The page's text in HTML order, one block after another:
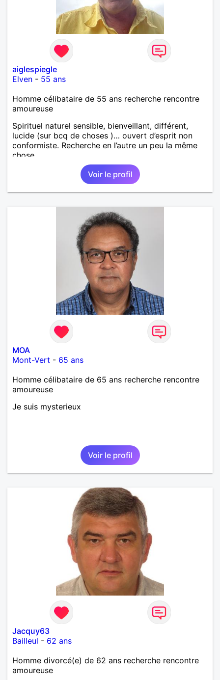
aiglespiegle
Elven - 55 ans
Homme célibataire de 55 ans recherche rencontre
amoureuse
Spirituel naturel sensible, bienveillant, différent,
lucide (sur bcq de choses )… ouvert d’esprit non
conformiste. Recherche en l’autre un peu la même
chose…
Voir le profil
MOA
Mont-Vert - 65 ans
Homme célibataire de 65 ans recherche rencontre
amoureuse
Je suis mysterieux
Voir le profil
Jacquy63
Bailleul - 62 ans
Homme divorcé(e) de 62 ans recherche rencontre
amoureuse